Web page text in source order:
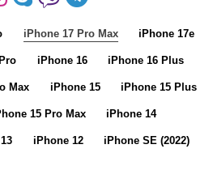
iPhone 17 Pro Max iPhone 17e
iPhone 16 iPhone 16 Plus
Max iPhone 15 iPhone 15 Plus
15 Pro Max iPhone 14
iPhone 12 iPhone SE (2022)